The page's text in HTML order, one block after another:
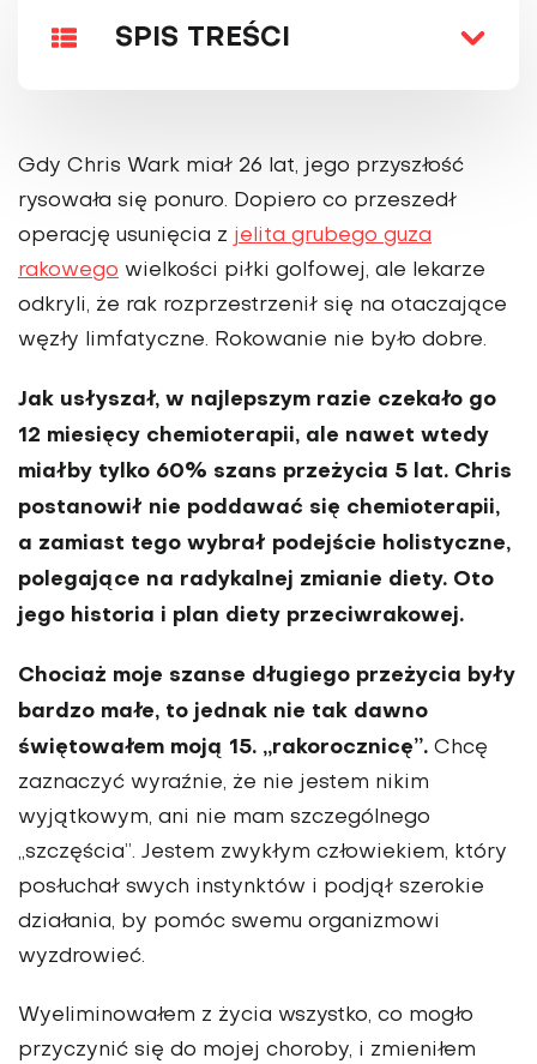
SPIS TREŚCI
Gdy Chris Wark miał 26 lat, jego przyszłość
ryso­wała się ponuro. Dopiero co przeszedł
operację usunięcia z jelita grubego guza
rakowego wiel­kości piłki golfowej, ale lekarze
odkryli, że rak rozprzestrzenił się na otaczające
węzły limfatyczne. Ro­kowanie nie było dobre.
Jak usłyszał, w najlepszym razie czekało go
12 miesięcy chemioterapii, ale nawet wtedy
miałby tylko 60% szans przeżycia 5 lat. Chris
postanowił nie poddawać się chemioterapii,
a zamiast tego wybrał podejście holistyczne,
polegające na radykalnej zmianie diety. Oto
jego historia i plan diety przeciwrakowej.
Chociaż moje szanse długiego przeżycia były
bar­dzo małe, to jednak nie tak dawno
świętowałem moją 15. „rakorocznicę”. Chcę
zaznaczyć wyraźnie, że nie jestem nikim
wyjątkowym, ani nie mam szczególne­go
„szczęścia”. Jestem zwykłym człowiekiem, który
posłuchał swych instynktów i podjął szerokie
dzia­łania, by pomóc swemu organizmowi
wyzdrowieć.
Wyeliminowałem z życia wszystko, co mo­gło
przyczynić się do mojej choroby, i zmieniłem